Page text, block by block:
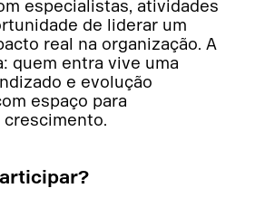
especialistas, atividades
de liderar um
real na organização. A
quem entra vive uma
e evolução
espaço para